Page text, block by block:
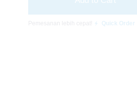
Pemesanan lebih cepat! Quick Order